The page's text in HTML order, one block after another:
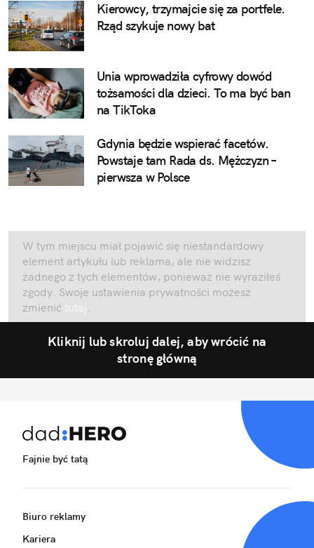
Kierowcy, trzymajcie się za portfele.
Rząd szykuje nowy bat
Unia wprowadziła cyfrowy dowód
tożsamości dla dzieci. To ma być ban
na TikToka
Gdynia będzie wspierać facetów.
Powstaje tam Rada ds. Mężczyzn –
pierwsza w Polsce
W tym miejscu miał pojawić się niestandardowy
element artykułu lub reklama, ale nie widzisz
żadnego z tych elementów, ponieważ nie wyraziłeś
zgody. Swoje ustawienia prywatności możesz
zmienić tutaj .
Kliknij lub skroluj dalej, aby wrócić na
stronę główną
Fajnie być tatą
Biuro reklamy
Kariera